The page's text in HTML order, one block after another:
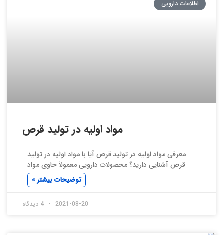
اطلاعات دارویی
مواد اولیه در تولید قرص
معرفی مواد اولیه در تولید قرص آیا با مواد اولیه در تولید
قرص آشنایی دارید؟ محصولات دارویی معمولاً حاوی مواد
توضیحات بیشتر »
2021-08-20